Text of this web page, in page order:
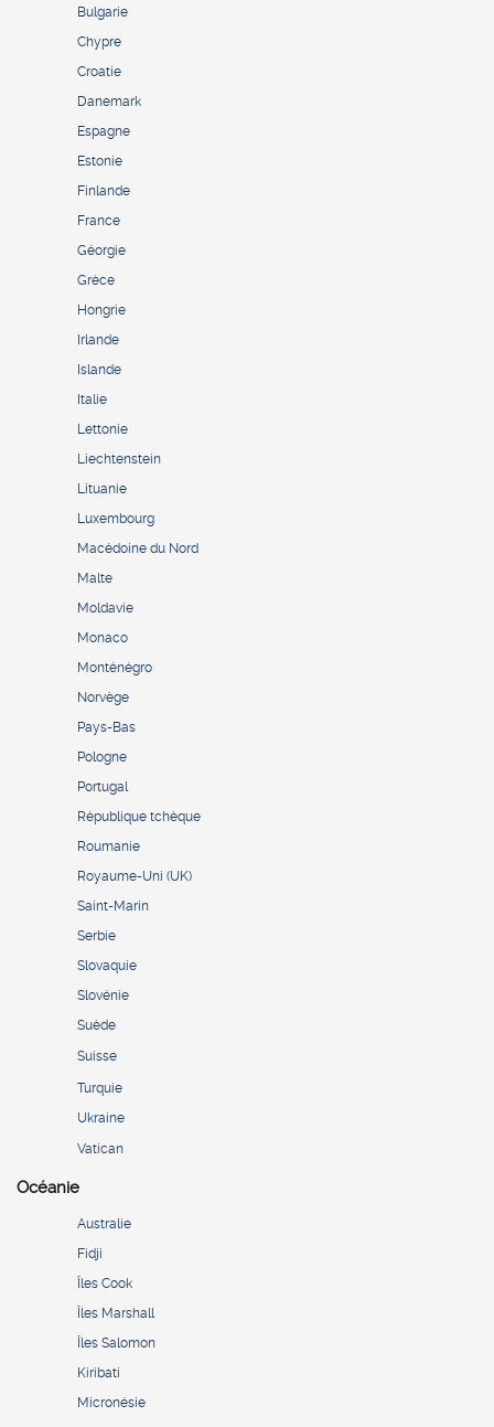
Bulgarie
Chypre
Croatie
Danemark
Espagne
Estonie
Finlande
France
Géorgie
Grèce
Hongrie
Irlande
Islande
Italie
Lettonie
Liechtenstein
Lituanie
Luxembourg
Macédoine du Nord
Malte
Moldavie
Monaco
Monténégro
Norvège
Pays-Bas
Pologne
Portugal
République tchèque
Roumanie
Royaume-Uni (UK)
Saint-Marin
Serbie
Slovaquie
Slovénie
Suède
Suisse
Turquie
Ukraine
Vatican
Océanie
Australie
Fidji
Îles Cook
Îles Marshall
Îles Salomon
Kiribati
Micronésie